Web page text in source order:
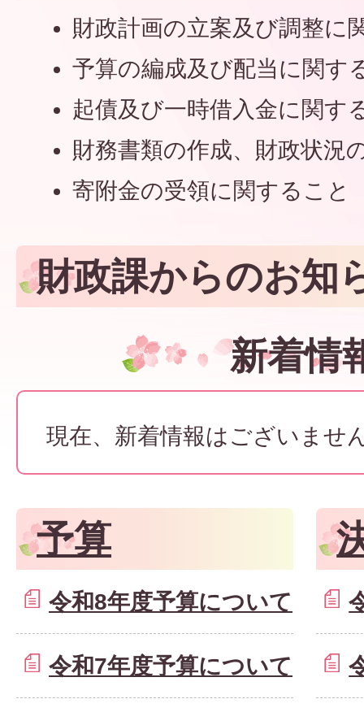
財政計画の立案及び調整に
予算の編成及び配当に関す
起債及び一時借入金に関す
財務書類の作成、財政状況
寄附金の受領に関すること
財政課からのお知
新着情
現在、新着情報はございませ
予算
令和8年度予算について
令和7年度予算について